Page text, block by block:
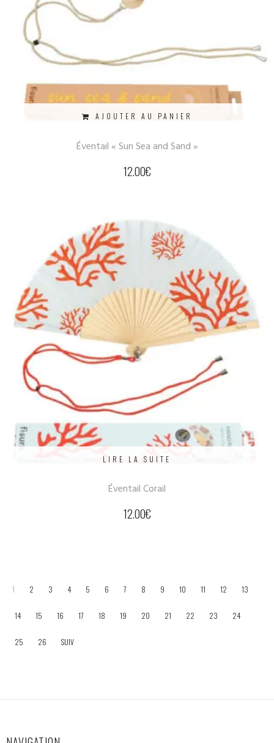
AJOUTER AU PANIER
Éventail « Sun Sea and Sand »
12.00€
LIRE LA SUITE
Éventail Corail
12.00€
1 2 3 4 5 6 7 8 9 10 11 12 13
14 15 16 17 18 19 20 21 22 23 24
25 26 SUIV